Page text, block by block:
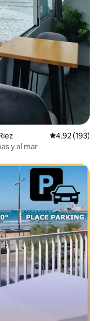
Calificación
4.92 (193)
y al mar